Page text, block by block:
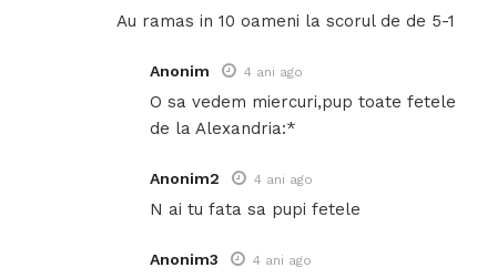
Au ramas in 10 oameni la scorul de de 5-1
Anonim 4 ani ago
O sa vedem miercuri,pup toate fetele
de la Alexandria:*
Anonim2 4 ani ago
N ai tu fata sa pupi fetele
Anonim3 4 ani ago